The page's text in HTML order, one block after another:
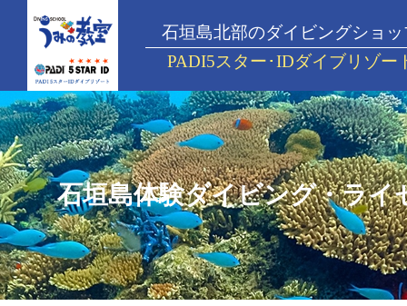
石垣島北部のダイビングショッ
PADI5スター･IDダイブリゾー
石垣島体験ダイビング・ライ